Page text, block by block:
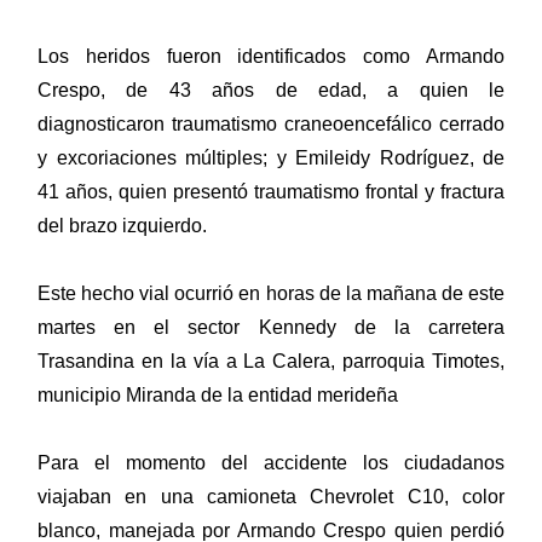
Los heridos fueron identificados como Armando
Crespo, de 43 años de edad, a quien le
diagnosticaron traumatismo craneoencefálico cerrado
y excoriaciones múltiples; y Emileidy Rodríguez, de
41 años, quien presentó traumatismo frontal y fractura
del brazo izquierdo.
Este hecho vial ocurrió en horas de la mañana de este
martes en el sector Kennedy de la carretera
Trasandina en la vía a La Calera, parroquia Timotes,
municipio Miranda de la entidad merideña
Para el momento del accidente los ciudadanos
viajaban en una camioneta Chevrolet C10, color
blanco, manejada por Armando Crespo quien perdió